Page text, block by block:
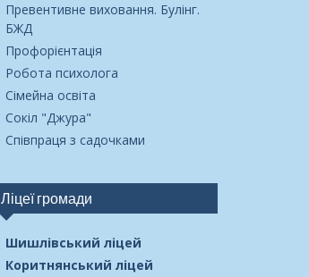
Превентивне виховання. Булінг.
БЖД
Профорієнтація
Робота психолога
Сімейна освіта
Сокіл "Джура"
Співпраця з садочками
Ліцеї громади
Шишлівський ліцей
Коритнянський ліцей